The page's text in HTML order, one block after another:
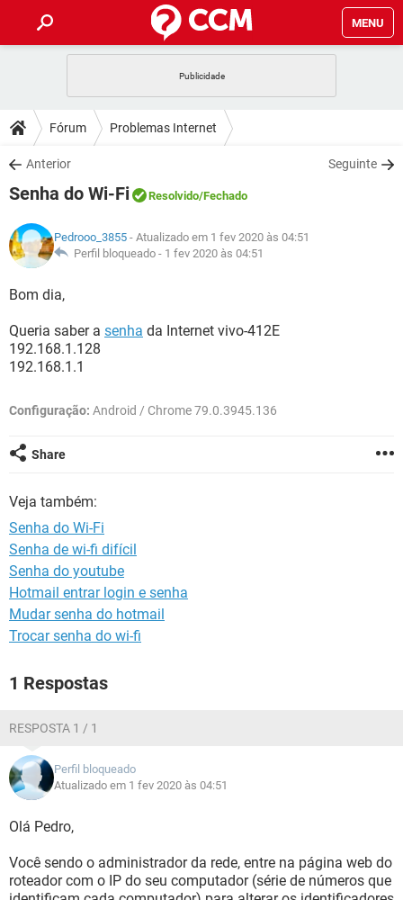
MENU
CELULAR FACEBOOK
OUTLOOK
INSTAGRAM GMAIL
GUIA DE COMPRAS
DICAS
JOGOS WHATSAPP
INSTAGRAM GMAIL
GUIA DE COMPRAS
DOWNLOADS
JOGOS WHATSAPP
CELULAR
OUTLOOK EXCEL
INSTAGRAM
JOGOS WHATSAPP
CELULAR
OUTLOOK
INSTAGRAM GMAIL
GUIA DE COMPRAS
GLOSSÁRIO
JOGOS
OUTLOOK
GUIA DE COMPRAS
Fórum Problemas Internet
Anterior Seguinte
Senha do Wi-Fi Resolvido/Fechado
Pedrooo_3855 - Atualizado em 1 fev 2020 às 04:51
Perfil bloqueado - 1 fev 2020 às 04:51
Bom dia,
Queria saber a senha da Internet vivo-412E
192.168.1.128
192.168.1.1
Configuração: Android / Chrome 79.0.3945.136
Share
Veja também:
Senha do Wi-Fi
Senha de wi-fi difícil
Senha do youtube
Hotmail entrar login e senha
Mudar senha do hotmail
Trocar senha do wi-fi
1 Respostas
RESPOSTA 1 / 1
Perfil bloqueado
Atualizado em 1 fev 2020 às 04:51
Olá Pedro,
Você sendo o administrador da rede, entre na página web do
roteador com o IP do seu computador (série de números que